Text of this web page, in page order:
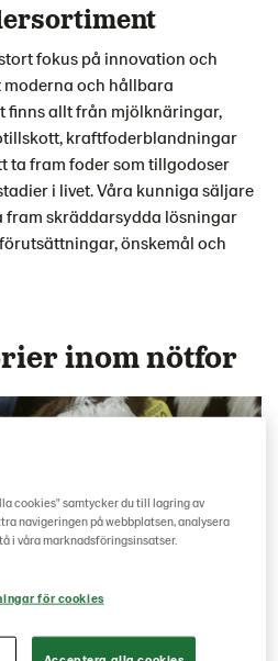
fokus på innovation och
och hållbara
finns allt från mjölknäringar,
kraftfoderblandningar
ta fram foder som tillgodoser
i livet. Våra kunniga säljare
fram skräddarsydda lösningar
önskemål och
inom nötfor
cookies" samtycker du till lagring av
navigeringen på webbplatsen, analysera
i våra marknadsföringsinsatser.
för cookies